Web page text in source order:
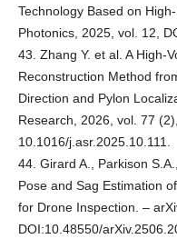
Technology Based on
Photonics, 2025, vol. 12,
43. Zhang Y. et al. A High-
Reconstruction Method
Direction and Pylon
Research, 2026, vol. 77
10.1016/j.asr.2025.10.111.
44. Girard A., Parkison
Pose and Sag Estimation
for Drone Inspection. –
DOI:10.48550/